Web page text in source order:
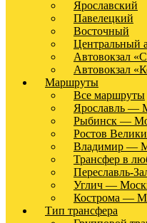
Ярославский
Павелецкий
Восточный
Центральный
Автовокзал
Автовокзал
Маршруты
Все маршруты
Ярославль —
Рыбинск —
Ростов
Владимир —
Трансфер в
Переславль-
Углич —
Кострома —
Тип трансфера